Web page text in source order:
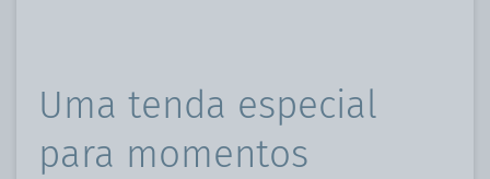
Uma tenda especial
para momentos